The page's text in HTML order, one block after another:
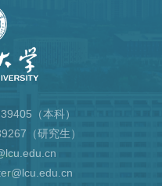
（本科）
（研究生）